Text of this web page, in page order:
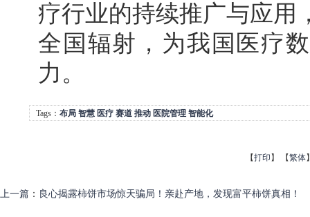
疗行业的持续推广与应用
全国辐射，为我国医疗
力。
Tags： 布局 智慧 医疗 赛道 推动 医院管理 智能化
【打印 】 【繁体
上一篇 ： 良心揭露柿饼市场惊天骗局！亲赴产地，发现富平柿饼真相！